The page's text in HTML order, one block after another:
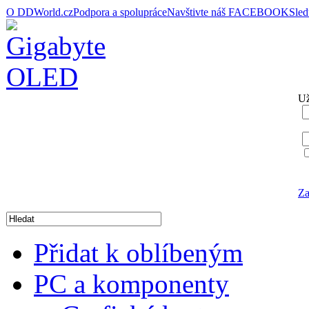
O DDWorld.czPodpora a spolupráceNavštivte náš FACEBOOK
Přidat k oblíbeným
PC a komponenty